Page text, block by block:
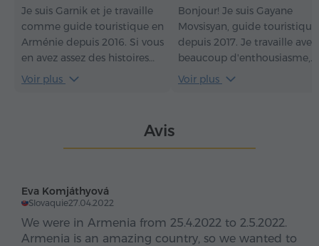
Je suis Garnik et je travaille
comme guide touristique en
Arménie depuis 2016. Si vous
en avez assez des histoires
exagérées et que vous avez
le sens de l'humour, nous
l'intérieur, entre des mains
très hospitalières.
Voir plus
Bonjour! Je suis Gayane
Movsisyan, guide touristique
depuis 2017. Je travaille avec
beaucoup d'enthousiasme,
désireuse de présenter mon
pays de la meilleure façon
Voir plus
Avis
Eva Komjáthyová
Slovaquie27.04.2022
We were in Armenia from 25.4.2022 to 2.5.2022.
Armenia is an amazing country, so we wanted to